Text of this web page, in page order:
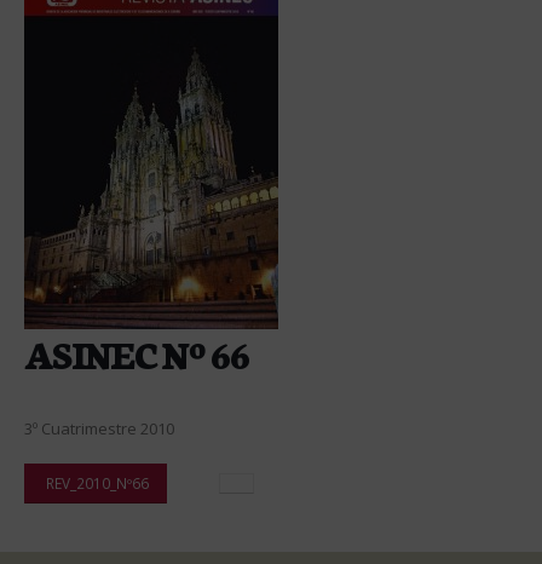
ASINEC Nº 66
3º Cuatrimestre 2010
REV_2010_Nº66